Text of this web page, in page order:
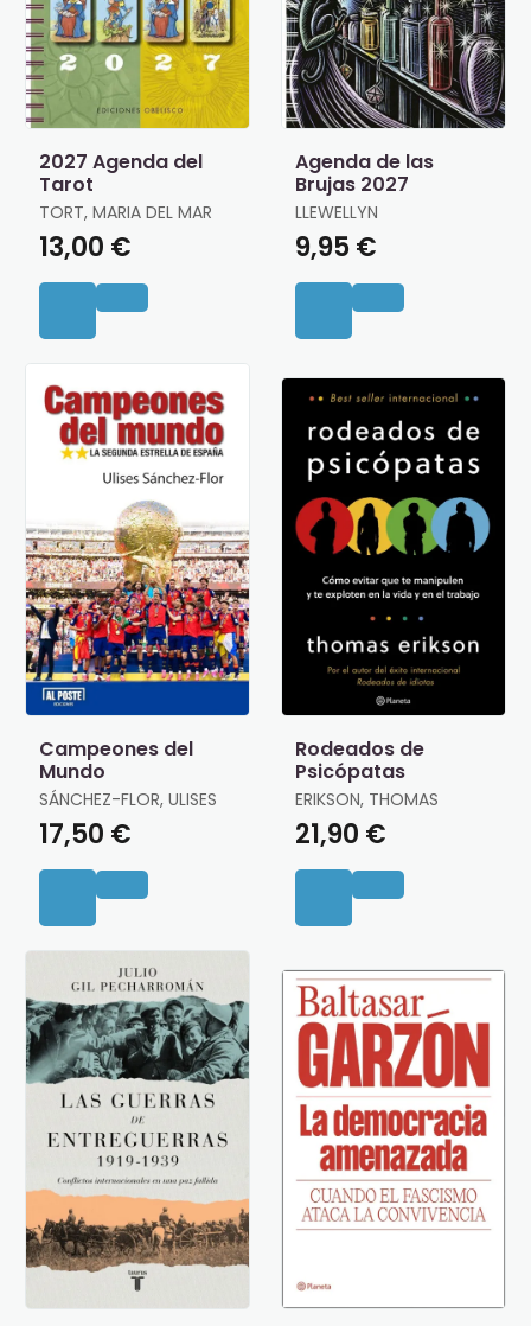
2027 Agenda del
Tarot
TORT, MARIA DEL MAR
13,00 €
Agenda de las
Brujas 2027
LLEWELLYN
9,95 €
Campeones del
Mundo
SÁNCHEZ-FLOR, ULISES
17,50 €
Rodeados de
Psicópatas
ERIKSON, THOMAS
21,90 €